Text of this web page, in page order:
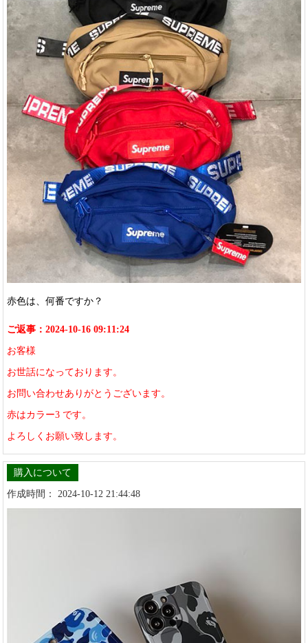
赤色は、何番ですか？
ご返事：2024-10-16 09:11:24
お客様
お世話になっております。
お問い合わせありがとうございます。
赤はカラー3 です。
よろしくお願い致します。
購入について
作成時間： 2024-10-12 21:44:48